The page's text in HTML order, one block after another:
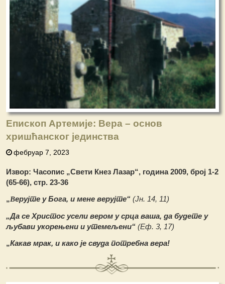
Епископ Артемије: Вера – основ
хришћанског јединства
фебруар 7, 2023
Извор: Часопис „Свети Кнез Лазар“, година 2009, број 1-2
(65-66), стр. 23-36
„Верујте у Бога, и мене верујте“(Јн. 14, 11)
„Да се Христос усели вером у срца ваша, да будете у
љубави укорењени и утемељени“ (Еф. 3, 17)
„Какав мрак, и како је свуда потребна вера!